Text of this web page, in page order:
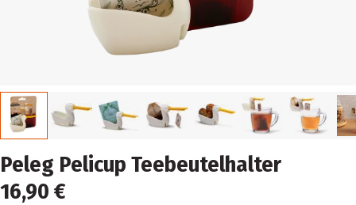
Peleg Pelicup Teebeutelhalter
16,90 €